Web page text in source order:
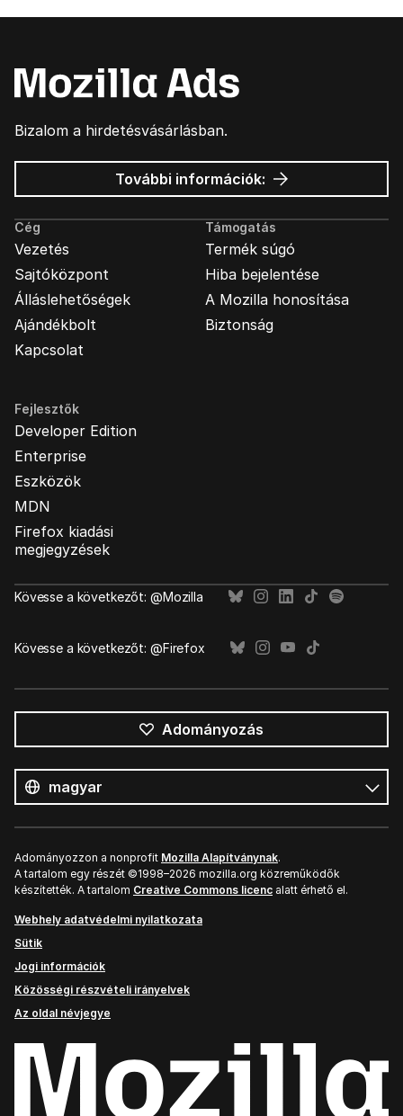
Bizalom a hirdetésvásárlásban.
További információk: Mozilla
hirdetések
Cég
Vezetés
Sajtóközpont
Álláslehetőségek
Ajándékbolt
Kapcsolat
Támogatás
Termék súgó
Hiba bejelentése
A Mozilla honosítása
Biztonság
Fejlesztők
Developer Edition
Enterprise
Eszközök
MDN
Firefox kiadási
megjegyzések
Kövesse a következőt: @Mozilla
Kövesse a következőt: @Firefox
Adományozás
nyelv
Nyelv
Adományozzon a nonprofit Mozilla Alapítványnak.
A tartalom egy részét ©1998–2026 mozilla.org közreműködők
készítették. A tartalom Creative Commons licenc alatt érhető el.
Webhely adatvédelmi nyilatkozata
Sütik
Jogi információk
Közösségi részvételi irányelvek
Az oldal névjegye